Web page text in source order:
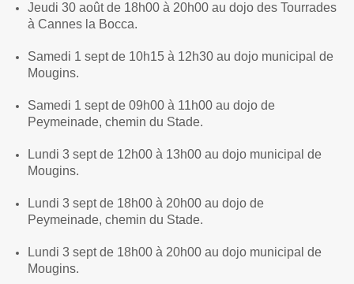
Jeudi 30 août de 18h00 à 20h00 au dojo des Tourrades
à Cannes la Bocca.
Samedi 1 sept de 10h15 à 12h30 au dojo municipal de
Mougins.
Samedi 1 sept de 09h00 à 11h00 au dojo de
Peymeinade, chemin du Stade.
Lundi 3 sept de 12h00 à 13h00 au dojo municipal de
Mougins.
Lundi 3 sept de 18h00 à 20h00 au dojo de
Peymeinade, chemin du Stade.
Lundi 3 sept de 18h00 à 20h00 au dojo municipal de
Mougins.